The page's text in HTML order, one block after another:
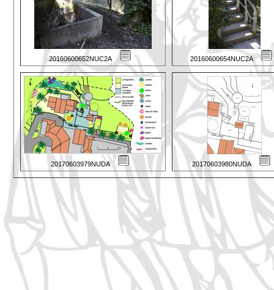
20160600652NUC2A 20160600654NUC2A
20170603979NUDA 20170603980NUDA